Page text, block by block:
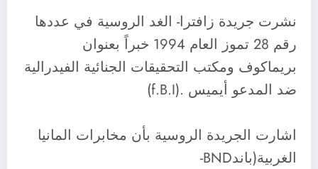
نشرت جريدة زافترا- الغد الروسية في عددها
رقم 28 تموز العام 1994 خبراً بعنوان
بريماكوف ومكتب التحقيقات الجنائية الفيدرالية
ضد المدعو أيميس .(f.B.I)
اشارت الجريدة الروسية بأن مخابرات المانيا
الغربية(باندBND-